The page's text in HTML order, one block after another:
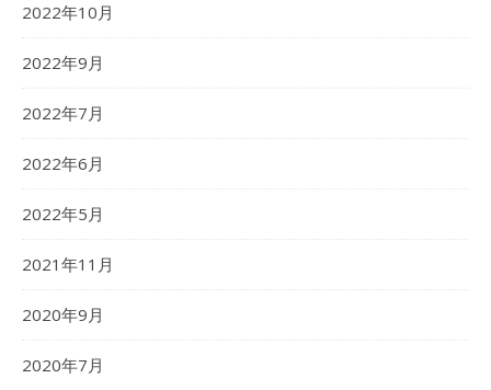
2022年10月
2022年9月
2022年7月
2022年6月
2022年5月
2021年11月
2020年9月
2020年7月